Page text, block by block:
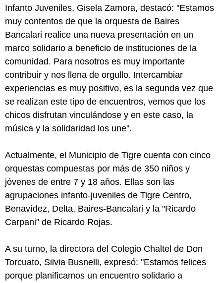
Infanto Juveniles, Gisela Zamora, destacó: "Estamos
muy contentos de que la orquesta de Baires
Bancalari realice una nueva presentación en un
marco solidario a beneficio de instituciones de la
comunidad. Para nosotros es muy importante
contribuir y nos llena de orgullo. Intercambiar
experiencias es muy positivo, es la segunda vez que
se realizan este tipo de encuentros, vemos que los
chicos disfrutan vinculándose y en este caso, la
música y la solidaridad los une".
Actualmente, el Municipio de Tigre cuenta con cinco
orquestas compuestas por más de 350 niños y
jóvenes de entre 7 y 18 años. Ellas son las
agrupaciones infanto-juveniles de Tigre Centro,
Benavídez, Delta, Baires-Bancalari y la "Ricardo
Carpani" de Ricardo Rojas.
A su turno, la directora del Colegio Chaltel de Don
Torcuato, Silvia Busnelli, expresó: "Estamos felices
porque planificamos un encuentro solidario a